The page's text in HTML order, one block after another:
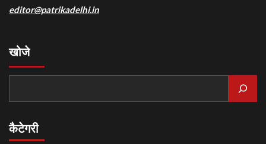
editor@patrikadelhi.in
खोजे
कैटेगरी